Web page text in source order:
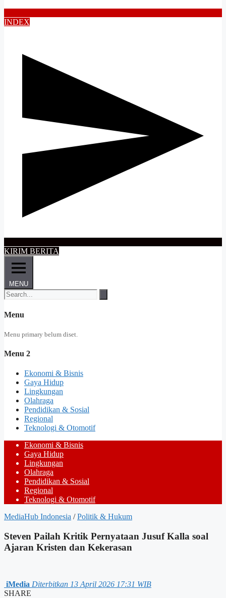
INDEX
KIRIM BERITA
MENU
Menu
Menu primary belum diset.
Menu 2
Ekonomi & Bisnis
Gaya Hidup
Lingkungan
Olahraga
Pendidikan & Sosial
Regional
Teknologi & Otomotif
Ekonomi & Bisnis
Gaya Hidup
Lingkungan
Olahraga
Pendidikan & Sosial
Regional
Teknologi & Otomotif
MediaHub Indonesia / Politik & Hukum
Steven Pailah Kritik Pernyataan Jusuf Kalla soal
Ajaran Kristen dan Kekerasan
iMedia Diterbitkan 13 April 2026 17:31 WIB
SHARE